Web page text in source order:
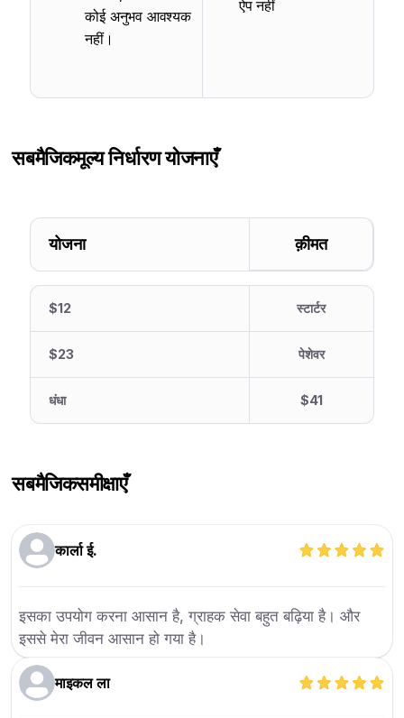
कोई अनुभव आवश्यक
नहीं।
ऐप नहीं
सबमैजिकमूल्य निर्धारण योजनाएँ
योजना क़ीमत
$12 स्टार्टर
$23 पेशेवर
धंधा $41
सबमैजिकसमीक्षाएँ
कार्ला ई.
इसका उपयोग करना आसान है, ग्राहक सेवा बहुत बढ़िया है। और
इससे मेरा जीवन आसान हो गया है।
माइकल ला